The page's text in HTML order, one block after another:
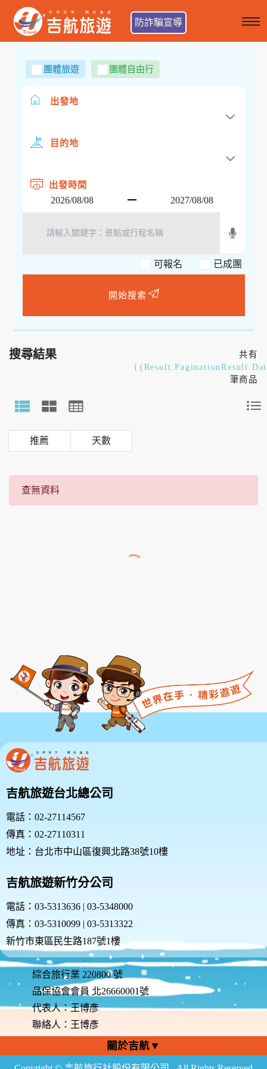
防詐騙宣導
團體旅遊 團體自由行
出發地
目的地
出發時間
可報名
開始搜索
搜尋結果
共有
筆商品
天數
查無資料
吉航旅遊台北總公司
電話：02-27114567
傳真：02-27110311
地址：台北市中山區復興北路38號10樓
吉航旅遊新竹分公司
電話：03-5313636 | 03-5348000
傳真：03-5310099 | 03-5313322
新竹市東區民生路187號1樓
綜合旅行業 220800 號
品保協會會員 北26660001號
代表人：王博彥
聯絡人：王博彥
關於吉航▼